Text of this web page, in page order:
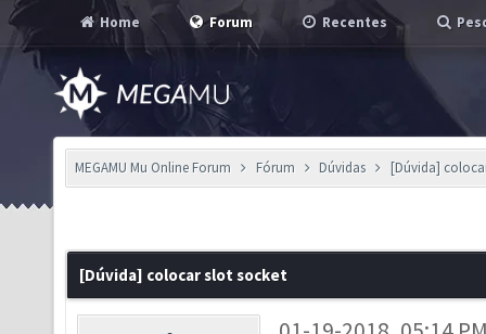
Home Forum Recentes
MEGAMU Mu Online Forum Fórum Dúvidas [Dúvida]
[Dúvida] colocar slot socket